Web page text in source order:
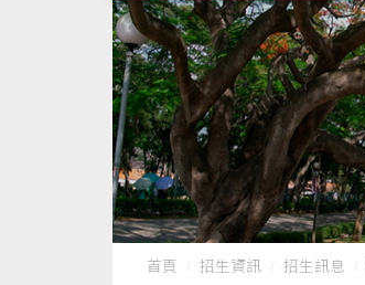
首頁 招生資訊 招生訊息